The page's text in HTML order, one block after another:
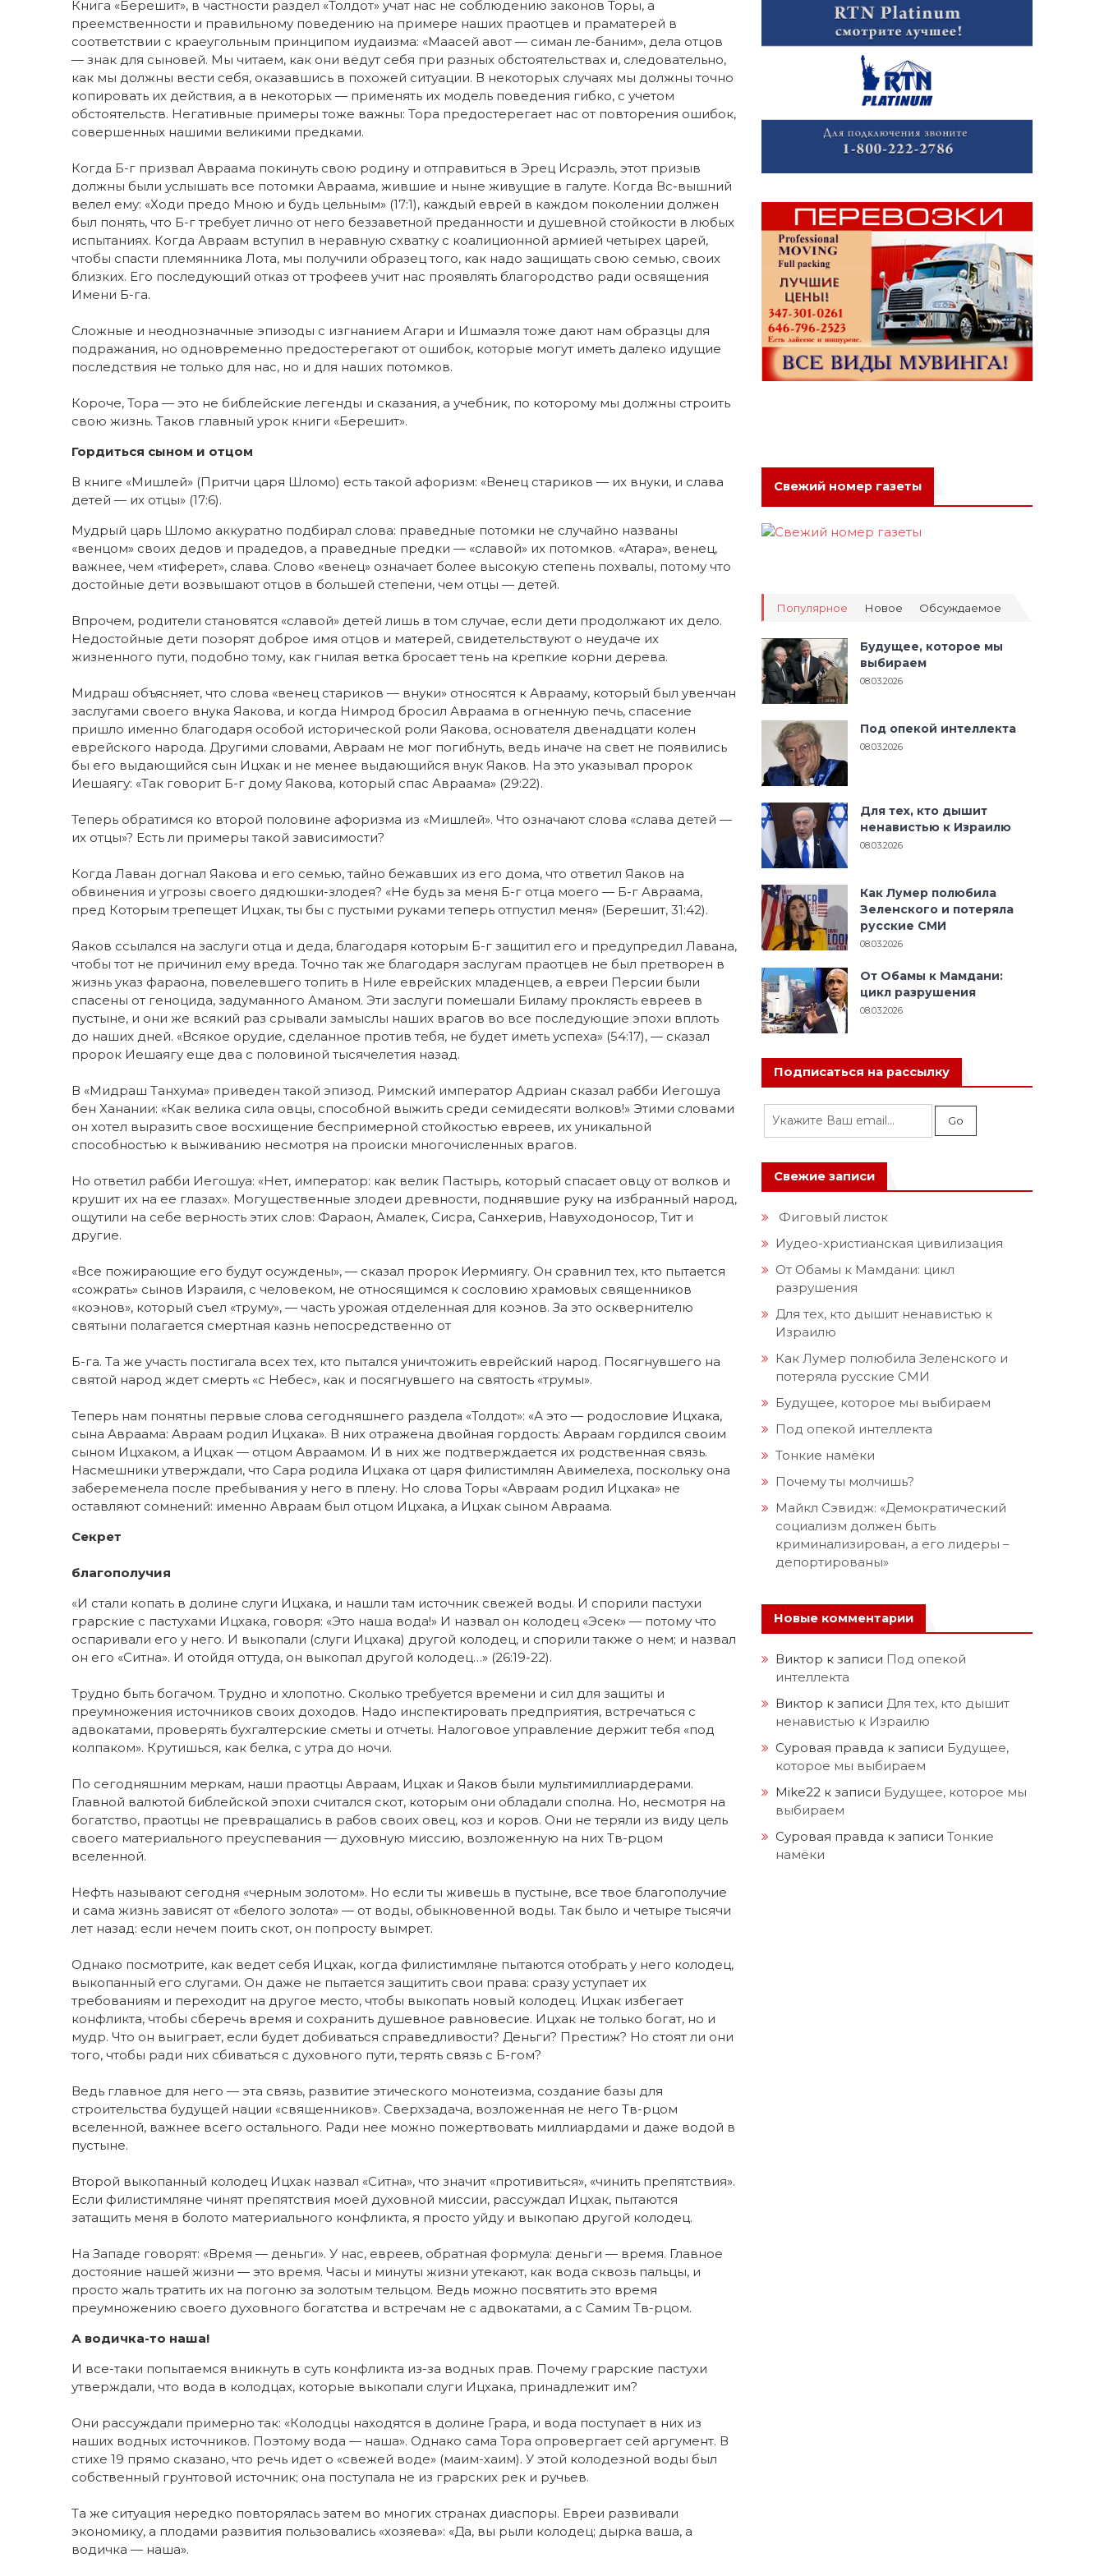
Книга «Берешит», в частности раздел «Толдот» учат нас не соблюдению законов Торы, а
преемственности и правильному поведению на примере наших праотцев и праматерей в
соответствии с краеугольным принципом иудаизма: «Маасей авот — симан ле-баним», дела отцов
— знак для сыновей. Мы читаем, как они ведут себя при разных обстоятельствах и, следовательно,
как мы должны вести себя, оказавшись в похожей ситуации. В некоторых случаях мы должны точно
копировать их действия, а в некоторых — применять их модель поведения гибко, с учетом
обстоятельств. Негативные примеры тоже важны: Тора предостерегает нас от повторения ошибок,
совершенных нашими великими предками.
Когда Б-г призвал Авраама покинуть свою родину и отправиться в Эрец Исраэль, этот призыв
должны были услышать все потомки Авраама, жившие и ныне живущие в галуте. Когда Вс-вышний
велел ему: «Ходи предо Мною и будь цельным» (17:1), каждый еврей в каждом поколении должен
был понять, что Б-г требует лично от него беззаветной преданности и душевной стойкости в любых
испытаниях. Когда Авраам вступил в неравную схватку с коалиционной армией четырех царей,
чтобы спасти племянника Лота, мы получили образец того, как надо защищать свою семью, своих
близких. Его последующий отказ от трофеев учит нас проявлять благородство ради освящения
Имени Б-га.
Сложные и неоднозначные эпизоды с изгнанием Агари и Ишмаэля тоже дают нам образцы для
подражания, но одновременно предостерегают от ошибок, которые могут иметь далеко идущие
последствия не только для нас, но и для наших потомков.
Короче, Тора — это не библейские легенды и сказания, а учебник, по которому мы должны строить
свою жизнь. Таков главный урок книги «Берешит».
Гордиться сыном и отцом
В книге «Мишлей» (Притчи царя Шломо) есть такой афоризм: «Венец стариков — их внуки, и слава
детей — их отцы» (17:6).
Мудрый царь Шломо аккуратно подбирал слова: праведные потомки не случайно названы
«венцом» своих дедов и прадедов, а праведные предки — «славой» их потомков. «Атара», венец,
важнее, чем «тиферет», слава. Слово «венец» означает более высокую степень похвалы, потому что
достойные дети возвышают отцов в большей степени, чем отцы — детей.
Впрочем, родители становятся «славой» детей лишь в том случае, если дети продолжают их дело.
Недостойные дети позорят доброе имя отцов и матерей, свидетельствуют о неудаче их
жизненного пути, подобно тому, как гнилая ветка бросает тень на крепкие корни дерева.
Мидраш объясняет, что слова «венец стариков — внуки» относятся к Аврааму, который был увенчан
заслугами своего внука Яакова, и когда Нимрод бросил Авраама в огненную печь, спасение
пришло именно благодаря особой исторической роли Яакова, основателя двенадцати колен
еврейского народа. Другими словами, Авраам не мог погибнуть, ведь иначе на свет не появились
бы его выдающийся сын Ицхак и не менее выдающийся внук Яаков. На это указывал пророк
Иешаягу: «Так говорит Б-г дому Яакова, который спас Авраама» (29:22).
Теперь обратимся ко второй половине афоризма из «Мишлей». Что означают слова «слава детей —
их отцы»? Есть ли примеры такой зависимости?
Когда Лаван догнал Яакова и его семью, тайно бежавших из его дома, что ответил Яаков на
обвинения и угрозы своего дядюшки-злодея? «Не будь за меня Б-г отца моего — Б-г Авраама,
пред Которым трепещет Ицхак, ты бы с пустыми руками теперь отпустил меня» (Берешит, 31:42).
Яаков ссылался на заслуги отца и деда, благодаря которым Б-г защитил его и предупредил Лавана,
чтобы тот не причинил ему вреда. Точно так же благодаря заслугам праотцев не был претворен в
жизнь указ фараона, повелевшего топить в Ниле еврейских младенцев, а евреи Персии были
спасены от геноцида, задуманного Аманом. Эти заслуги помешали Биламу проклясть евреев в
пустыне, и они же всякий раз срывали замыслы наших врагов во все последующие эпохи вплоть
до наших дней. «Всякое орудие, сделанное против тебя, не будет иметь успеха» (54:17), — сказал
пророк Иешаягу еще два с половиной тысячелетия назад.
В «Мидраш Танхума» приведен такой эпизод. Римский император Адриан сказал рабби Иегошуа
бен Ханании: «Как велика сила овцы, способной выжить среди семидесяти волков!» Этими словами
он хотел выразить свое восхищение беспримерной стойкостью евреев, их уникальной
способностью к выживанию несмотря на происки многочисленных врагов.
Но ответил рабби Иегошуа: «Нет, император: как велик Пастырь, который спасает овцу от волков и
крушит их на ее глазах». Могущественные злодеи древности, поднявшие руку на избранный народ,
ощутили на себе верность этих слов: Фараон, Амалек, Сисра, Санхерив, Навуходоносор, Тит и
другие.
«Все пожирающие его будут осуждены», — сказал пророк Иермиягу. Он сравнил тех, кто пытается
«сожрать» сынов Израиля, с человеком, не относящимся к сословию храмовых священников
«коэнов», который съел «труму», — часть урожая отделенная для коэнов. За это осквернителю
святыни полагается смертная казнь непосредственно от
Б-га. Та же участь постигала всех тех, кто пытался уничтожить еврейский народ. Посягнувшего на
святой народ ждет смерть «с Небес», как и посягнувшего на святость «трумы».
Теперь нам понятны первые слова сегодняшнего раздела «Толдот»: «А это — родословие Ицхака,
сына Авраама: Авраам родил Ицхака». В них отражена двойная гордость: Авраам гордился своим
сыном Ицхаком, а Ицхак — отцом Авраамом. И в них же подтверждается их родственная связь.
Насмешники утверждали, что Сара родила Ицхака от царя филистимлян Авимелеха, поскольку она
забеременела после пребывания у него в плену. Но слова Торы «Авраам родил Ицхака» не
оставляют сомнений: именно Авраам был отцом Ицхака, а Ицхак сыном Авраама.
Секрет
благополучия
«И стали копать в долине слуги Ицхака, и нашли там источник свежей воды. И спорили пастухи
грарские с пастухами Ицхака, говоря: «Это наша вода!» И назвал он колодец «Эсек» — потому что
оспаривали его у него. И выкопали (слуги Ицхака) другой колодец, и спорили также о нем; и назвал
он его «Ситна». И отойдя оттуда, он выкопал другой колодец…» (26:19-22).
Трудно быть богачом. Трудно и хлопотно. Сколько требуется времени и сил для защиты и
преумножения источников своих доходов. Надо инспектировать предприятия, встречаться с
адвокатами, проверять бухгалтерские сметы и отчеты. Налоговое управление держит тебя «под
колпаком». Крутишься, как белка, с утра до ночи.
По сегодняшним меркам, наши праотцы Авраам, Ицхак и Яаков были мультимиллиардерами.
Главной валютой библейской эпохи считался скот, которым они обладали сполна. Но, несмотря на
богатство, праотцы не превращались в рабов своих овец, коз и коров. Они не теряли из виду цель
своего материального преуспевания — духовную миссию, возложенную на них Тв-рцом
вселенной.
Нефть называют сегодня «черным золотом». Но если ты живешь в пустыне, все твое благополучие
и сама жизнь зависят от «белого золота» — от воды, обыкновенной воды. Так было и четыре тысячи
лет назад: если нечем поить скот, он попросту вымрет.
Однако посмотрите, как ведет себя Ицхак, когда филистимляне пытаются отобрать у него колодец,
выкопанный его слугами. Он даже не пытается защитить свои права: сразу уступает их
требованиям и переходит на другое место, чтобы выкопать новый колодец. Ицхак избегает
конфликта, чтобы сберечь время и сохранить душевное равновесие. Ицхак не только богат, но и
мудр. Что он выиграет, если будет добиваться справедливости? Деньги? Престиж? Но стоят ли они
того, чтобы ради них сбиваться с духовного пути, терять связь с Б-гом?
Ведь главное для него — эта связь, развитие этического монотеизма, создание базы для
строительства будущей нации «священников». Сверхзадача, возложенная не него Тв-рцом
вселенной, важнее всего остального. Ради нее можно пожертвовать миллиардами и даже водой в
пустыне.
Второй выкопанный колодец Ицхак назвал «Ситна», что значит «противиться», «чинить препятствия».
Если филистимляне чинят препятствия моей духовной миссии, рассуждал Ицхак, пытаются
затащить меня в болото материального конфликта, я просто уйду и выкопаю другой колодец.
На Западе говорят: «Время — деньги». У нас, евреев, обратная формула: деньги — время. Главное
достояние нашей жизни — это время. Часы и минуты жизни утекают, как вода сквозь пальцы, и
просто жаль тратить их на погоню за золотым тельцом. Ведь можно посвятить это время
преумножению своего духовного богатства и встречам не с адвокатами, а с Самим Тв-рцом.
А водичка-то наша!
И все-таки попытаемся вникнуть в суть конфликта из-за водных прав. Почему грарские пастухи
утверждали, что вода в колодцах, которые выкопали слуги Ицхака, принадлежит им?
Они рассуждали примерно так: «Колодцы находятся в долине Грара, и вода поступает в них из
наших водных источников. Поэтому вода — наша». Однако сама Тора опровергает сей аргумент. В
стихе 19 прямо сказано, что речь идет о «свежей воде» (маим-хаим). У этой колодезной воды был
собственный грунтовой источник; она поступала не из грарских рек и ручьев.
Та же ситуация нередко повторялась затем во многих странах диаспоры. Евреи развивали
экономику, а плодами развития пользовались «хозяева»: «Да, вы рыли колодец; дырка ваша, а
водичка — наша».
Свежий номер газеты
Популярное Новое Обсуждаемое
Будущее, которое мы
выбираем
08.03.2026
Под опекой интеллекта
08.03.2026
Для тех, кто дышит
ненавистью к Израилю
08.03.2026
Как Лумер полюбила
Зеленского и потеряла
русские СМИ
08.03.2026
От Обамы к Мамдани:
цикл разрушения
08.03.2026
Подписаться на рассылку
Свежие записи
Фиговый листок
Иудео-христианская цивилизация
От Обамы к Мамдани: цикл
разрушения
Для тех, кто дышит ненавистью к
Израилю
Как Лумер полюбила Зеленского и
потеряла русские СМИ
Будущее, которое мы выбираем
Под опекой интеллекта
Тонкие намёки
Почему ты молчишь?
Майкл Сэвидж: «Демократический
социализм должен быть
криминализирован, а его лидеры –
депортированы»
Новые комментарии
Виктор к записи Под опекой
интеллекта
Виктор к записи Для тех, кто дышит
ненавистью к Израилю
Суровая правда к записи Будущее,
которое мы выбираем
Mike22 к записи Будущее, которое мы
выбираем
Суровая правда к записи Тонкие
намёки